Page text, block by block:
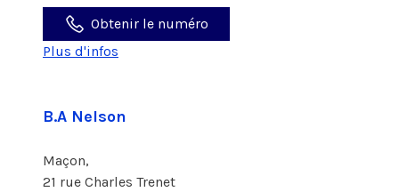
Obtenir le numéro
Plus d'infos
B.A Nelson
Maçon,
21 rue Charles Trenet